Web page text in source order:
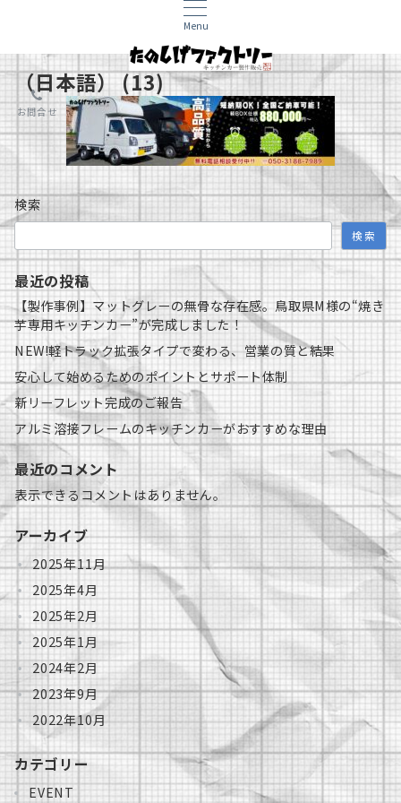
Menu
お問合せ
（日本語） (13)
検索
検索
最近の投稿
【製作事例】マットグレーの無骨な存在感。鳥取県M様の“焼き
芋専用キッチンカー”が完成しました！
NEW!軽トラック拡張タイプで変わる、営業の質と結果
安心して始めるためのポイントとサポート体制
新リーフレット完成のご報告
アルミ溶接フレームのキッチンカーがおすすめな理由
最近のコメント
表示できるコメントはありません。
アーカイブ
2025年11月
2025年4月
2025年2月
2025年1月
2024年2月
2023年9月
2022年10月
カテゴリー
EVENT